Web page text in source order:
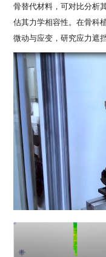
骨替代材料，可对比分析
估其力学相容性。在骨科
微动与应变，研究应力遮